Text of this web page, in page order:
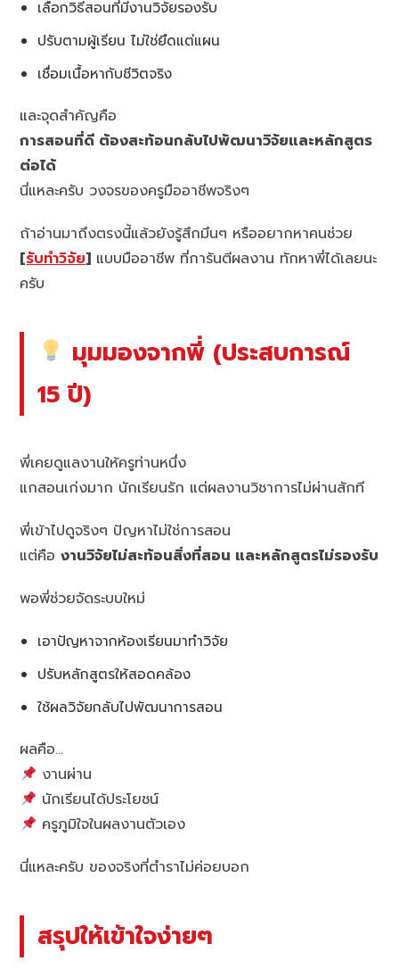
เลือกวิธีสอนที่มีงานวิจัยรองรับ
ปรับตามผู้เรียน ไม่ใช่ยึดแต่แผน
เชื่อมเนื้อหากับชีวิตจริง
และจุดสำคัญคือ
การสอนที่ดี ต้องสะท้อนกลับไปพัฒนาวิจัยและหลักสูตร
ต่อได้
นี่แหละครับ วงจรของครูมืออาชีพจริงๆ
ถ้าอ่านมาถึงตรงนี้แล้วยังรู้สึกมึนๆ หรืออยากหาคนช่วย
[รับทำวิจัย] แบบมืออาชีพ ที่การันตีผลงาน ทักหาพี่ได้เลยนะ
ครับ
มุมมองจากพี่ (ประสบการณ์
15 ปี)
พี่เคยดูแลงานให้ครูท่านหนึ่ง
แกสอนเก่งมาก นักเรียนรัก แต่ผลงานวิชาการไม่ผ่านสักที
พี่เข้าไปดูจริงๆ ปัญหาไม่ใช่การสอน
แต่คืองานวิจัยไม่สะท้อนสิ่งที่สอน และหลักสูตรไม่รองรับ
พอพี่ช่วยจัดระบบใหม่
เอาปัญหาจากห้องเรียนมาทำวิจัย
ปรับหลักสูตรให้สอดคล้อง
ใช้ผลวิจัยกลับไปพัฒนาการสอน
ผลคือ…
งานผ่าน
นักเรียนได้ประโยชน์
ครูภูมิใจในผลงานตัวเอง
นี่แหละครับ ของจริงที่ตำราไม่ค่อยบอก
สรุปให้เข้าใจง่ายๆ